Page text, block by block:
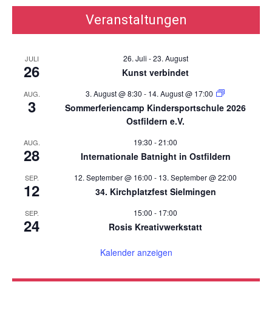
Veranstaltungen
JULI
26
26. Juli -23. August
Kunst verbindet
AUG.
3
3. August @ 8:30 - 14. August @ 17:00
Sommerferiencamp Kindersportschule 2026
Ostfildern e.V.
AUG.
28
19:30 -21:00
Internationale Batnight in Ostfildern
SEP.
12
12. September @ 16:00 - 13. September @ 22:00
34. Kirchplatzfest Sielmingen
SEP.
24
15:00 - 17:00
Rosis Kreativwerkstatt
Kalender anzeigen